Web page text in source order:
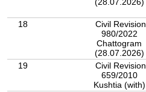
18
Civil Revision
980/2022
Chattogram
(28.07.2026)
19
Civil Revision
659/2010
Kushtia (with)